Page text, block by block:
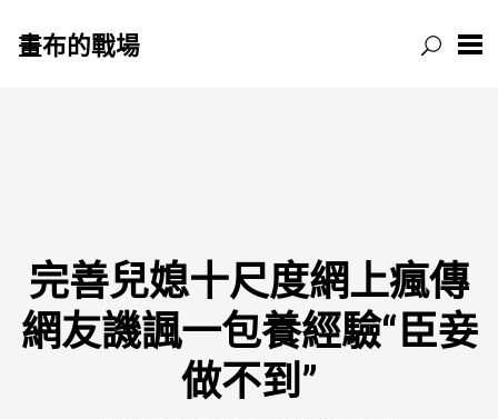
畫布的戰場
完善兒媳十尺度網上瘋傳
網友譏諷一包養經驗“臣妾
做不到”